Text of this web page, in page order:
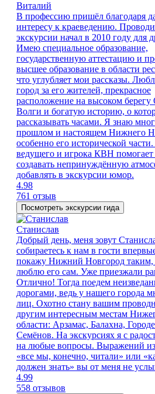
Виталий
В профессию пришёл благодаря
интересу к краеведению.
экскурсии начал в 2010 году для
Имею специальное образование,
государственную аттестацию и
высшее образование в области
что углубляет мои рассказы.
город за его жителей, прекрасное
расположение на высоком
Волги и богатую историю, о
рассказывать часами. Я знаю
прошлом и настоящем Нижнего
особенно его исторической
ведущего и игрока КВН
создавать непринуждённую
добавлять в экскурсии юмор.
4.98
761 отзыв
Посмотреть экскурсии гида
Станислав
Добрый день, меня зовут
собираетесь к нам в гости
покажу Нижний Новгород таким,
люблю его сам. Уже приезжали
Отлично! Тогда поедем
дорогами, ведь у нашего города
лиц. Охотно стану вашим
другим интересным местам
области: Арзамас, Балахна,
Семёнов. На экскурсиях я с
на любые вопросы. Выражений из
«все мы, конечно, читали» или
должен знать» вы от меня не
4.99
558 отзывов